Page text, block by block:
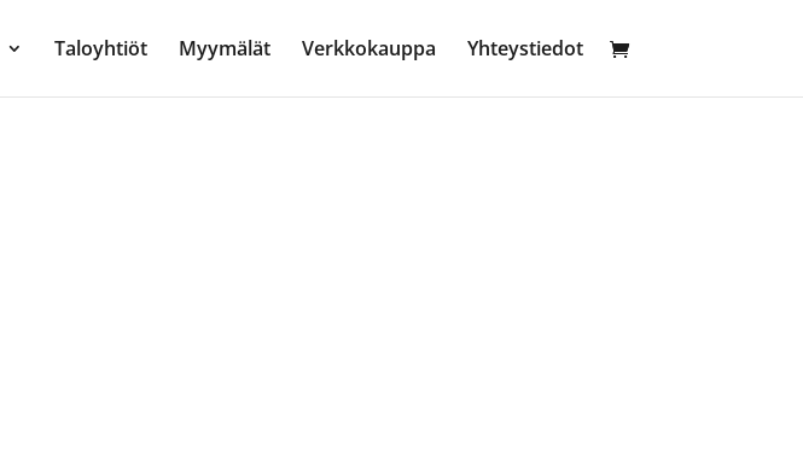
Taloyhtiöt Myymälät Verkkokauppa Yhteystiedot